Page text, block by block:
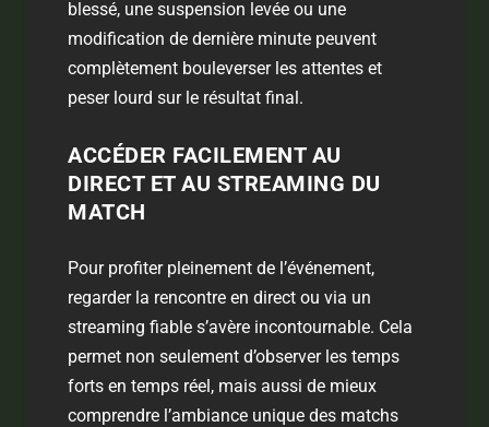
blessé, une suspension levée ou une
modification de dernière minute peuvent
complètement bouleverser les attentes et
peser lourd sur le résultat final.
ACCÉDER FACILEMENT AU
DIRECT ET AU STREAMING DU
MATCH
Pour profiter pleinement de l’événement,
regarder la rencontre endirect ou via un
streaming fiable s’avère incontournable. Cela
permet non seulement d’observer les temps
forts en temps réel, mais aussi de mieux
comprendre l’ambiance unique des matchs